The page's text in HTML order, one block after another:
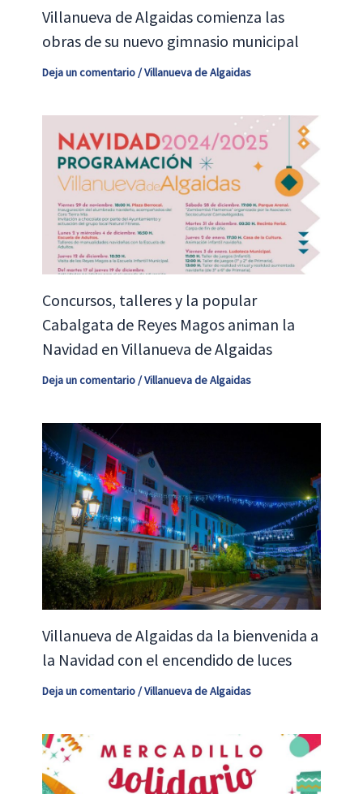
Villanueva de Algaidas comienza las
obras de su nuevo gimnasio municipal
Deja un comentario/Villanueva de Algaidas
Concursos, talleres y la popular
Cabalgata de Reyes Magos animan la
Navidad en Villanueva de Algaidas
Deja un comentario/Villanueva de Algaidas
Villanueva de Algaidas da la bienvenida a
la Navidad con el encendido de luces
Deja un comentario/Villanueva de Algaidas